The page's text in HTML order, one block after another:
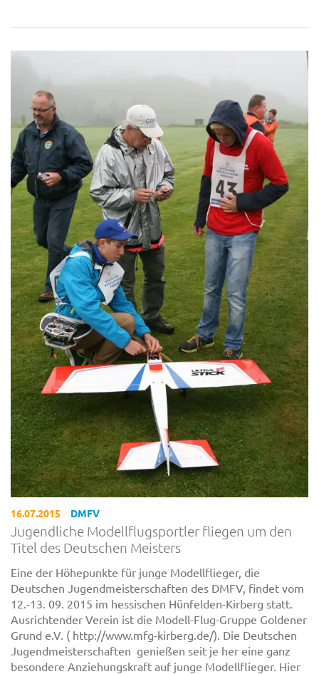
16.07.2015 DMFV
Jugendliche Modellflugsportler fliegen um den
Titel des Deutschen Meisters
Eine der Höhepunkte für junge Modellflieger, die
Deutschen Jugendmeisterschaften des DMFV, findet vom
12.-13. 09. 2015 im hessischen Hünfelden-Kirberg statt.
Ausrichtender Verein ist die Modell-Flug-Gruppe Goldener
Grund e.V. ( http://www.mfg-kirberg.de/). Die Deutschen
Jugendmeisterschaften genießen seit je her eine ganz
besondere Anziehungskraft auf junge Modellflieger. Hier